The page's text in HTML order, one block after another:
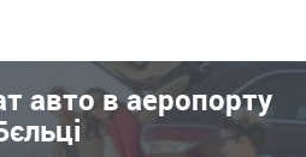
авто в аеропорту